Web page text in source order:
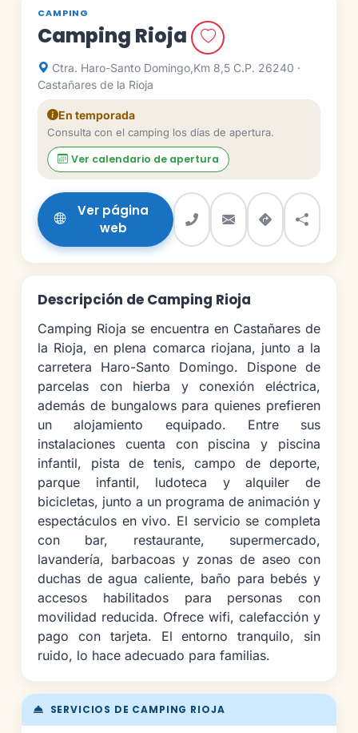
SERVICIOS DE CAMPING RIOJA
CAMPING
Camping Rioja
Ctra. Haro-Santo Domingo,Km 8,5 C.P. 26240 ·
Castañares de la Rioja
En temporada
Consulta con el camping los días de apertura.
Ver calendario de apertura
Ver página
web
Descripción de Camping Rioja
Camping Rioja se encuentra en Castañares de
la Rioja, en plena comarca riojana, junto a la
carretera Haro-Santo Domingo. Dispone de
parcelas con hierba y conexión eléctrica,
además de bungalows para quienes prefieren
un alojamiento equipado. Entre sus
instalaciones cuenta con piscina y piscina
infantil, pista de tenis, campo de deporte,
parque infantil, ludoteca y alquiler de
bicicletas, junto a un programa de animación y
espectáculos en vivo. El servicio se completa
con bar, restaurante, supermercado,
lavandería, barbacoas y zonas de aseo con
duchas de agua caliente, baño para bebés y
accesos habilitados para personas con
movilidad reducida. Ofrece wifi, calefacción y
pago con tarjeta. El entorno tranquilo, sin
ruido, lo hace adecuado para familias.